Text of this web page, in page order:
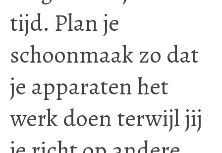
tijd. Plan je
schoonmaak zo dat
je apparaten het
werk doen terwijl jij